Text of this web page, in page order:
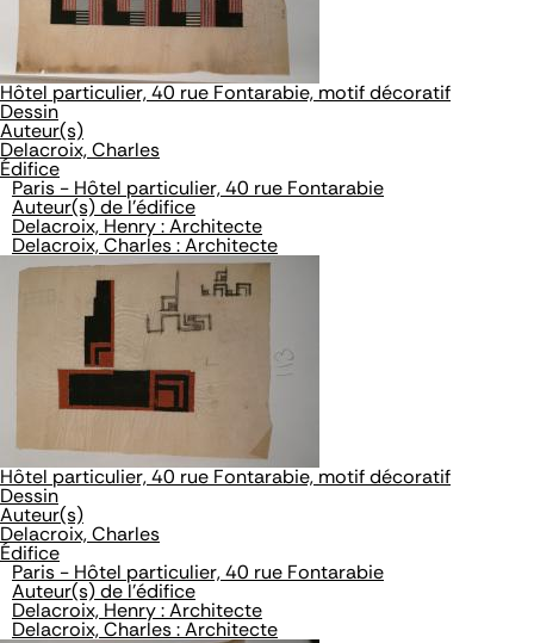
Hôtel particulier, 40 rue Fontarabie, motif décoratif
Dessin
Auteur(s)
Delacroix, Charles
Édifice
Paris - Hôtel particulier, 40 rue Fontarabie
Auteur(s) de l'édifice
Delacroix, Henry : Architecte
Delacroix, Charles : Architecte
Hôtel particulier, 40 rue Fontarabie, motif décoratif
Dessin
Auteur(s)
Delacroix, Charles
Édifice
Paris - Hôtel particulier, 40 rue Fontarabie
Auteur(s) de l'édifice
Delacroix, Henry : Architecte
Delacroix, Charles : Architecte